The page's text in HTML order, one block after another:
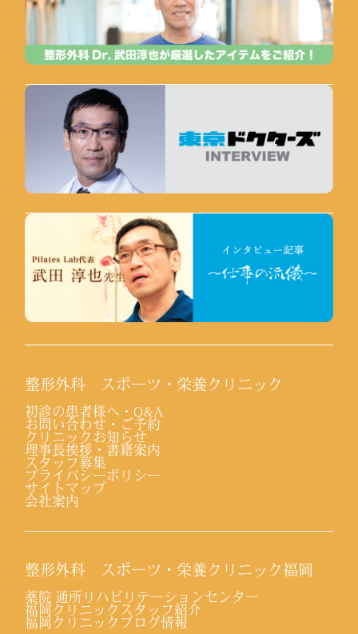
整形外科 スポーツ・栄養クリニック
初診の患者様へ・Q&A
お問い合わせ・ご予約
クリニックお知らせ
理事長挨拶・書籍案内
スタッフ募集
プライバシーポリシー
サイトマップ
会社案内
整形外科 スポーツ・栄養クリニック福岡
薬院 通所リハビリテーションセンター
福岡クリニックスタッフ紹介
福岡クリニックブログ情報